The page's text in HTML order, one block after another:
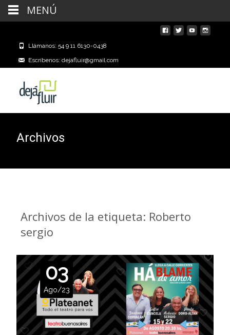
Llámanos: 54 9 11 6130-0438
Escríbenos: dejafluir@gmail.com
Archivos
Archivos de la etiqueta: Roberto
sergio
03
Ago/23
MENÚ